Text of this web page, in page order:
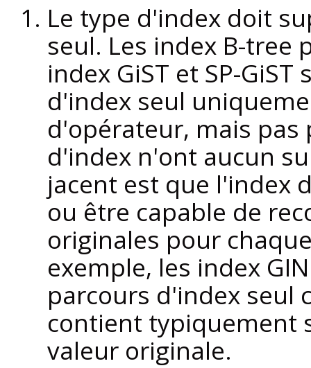
Le type d'index doit
seul. Les index B-tree
index GiST et SP-
d'index seul
d'opérateur, mais
d'index n'ont aucun
jacent est que l'index
ou être capable de
originales pour
exemple, les index
parcours d'index seul
contient typiquement
valeur originale.